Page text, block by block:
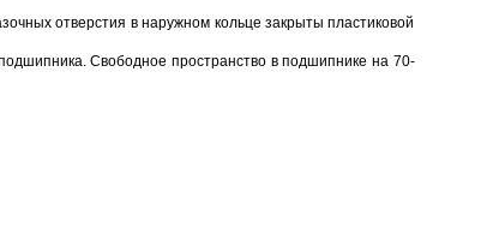
отверстия в наружном кольце закрыты пластиковой
Свободное пространство в подшипнике на 70-